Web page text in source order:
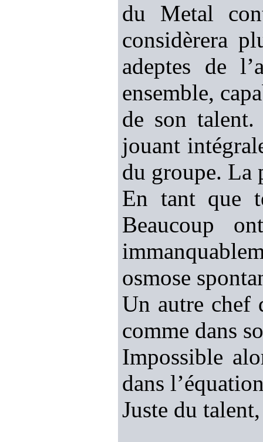
du Metal
considèrera
adeptes de
ensemble,
de son
jouant
du groupe. La
En tant que
Beaucoup
osmose
Un autre chef
comme dans
Impossible
dans
Juste du